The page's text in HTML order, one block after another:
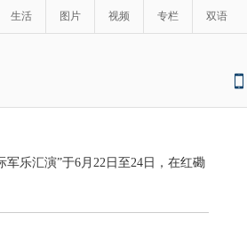
生活 图片 视频 专栏 双语
乐汇演”于6月22日至24日，在红磡